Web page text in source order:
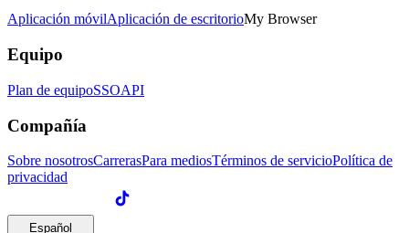
Aplicación móvilAplicación de escritorioMy Browser
Equipo
Plan de equipoSSOAPI
Compañía
Sobre nosotrosCarrerasPara mediosTérminos de servicioPolítica de
privacidad
Español